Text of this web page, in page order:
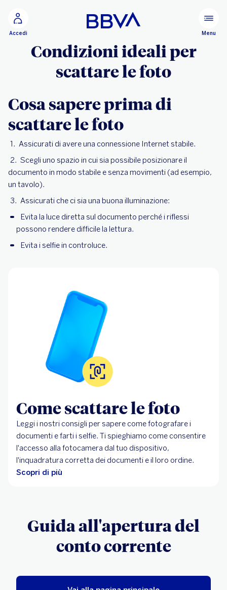
Configurare
Accedi Menu
Condizioni ideali per
scattare le foto
Cosa sapere prima di
scattare le foto
Assicurati di avere una connessione Internet stabile.
Scegli uno spazio in cui sia possibile posizionare il
documento in modo stabile e senza movimenti (ad esempio,
un tavolo).
Assicurati che ci sia una buona illuminazione:
Evita la luce diretta sul documento perché i riflessi
possono rendere difficile la lettura.
Evita i selfie in controluce.
Come scattare le foto
Leggi i nostri consigli per sapere come fotografare i
documenti e farti i selfie. Ti spieghiamo come consentire
l'accesso alla fotocamera dal tuo dispositivo,
l'inquadratura corretta dei documenti e il loro ordine.
Scopri di più
Guida all'apertura del
conto corrente